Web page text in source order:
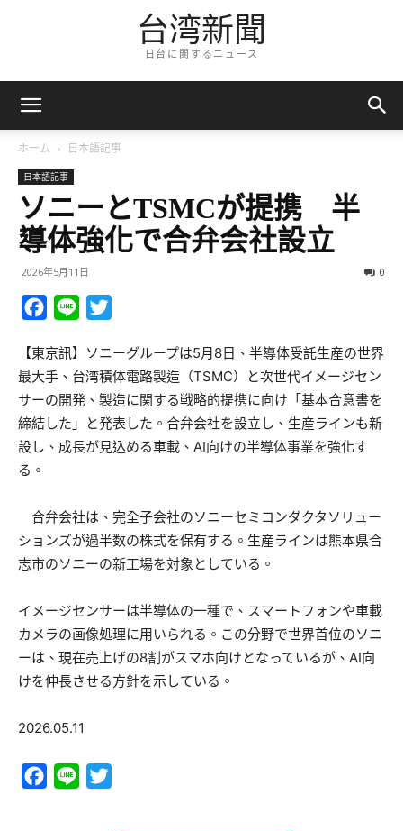
台湾新聞
日台に関するニュース
ホーム 日本語記事
日本語記事
ソニーとTSMCが提携 半
導体強化で合弁会社設立
2026年5月11日 0
Facebook
Line
【東京訊】ソニーグループは5月8日、半導体受託生産の世界
最大手、台湾積体電路製造（TSMC）と次世代イメージセン
サーの開発、製造に関する戦略的提携に向け「基本合意書を
締結した」と発表した。合弁会社を設立し、生産ラインも新
設し、成長が見込める車載、AI向けの半導体事業を強化す
る。
合弁会社は、完全子会社のソニーセミコンダクタソリュー
ションズが過半数の株式を保有する。生産ラインは熊本県合
志市のソニーの新工場を対象としている。
イメージセンサーは半導体の一種で、スマートフォンや車載
カメラの画像処理に用いられる。この分野で世界首位のソニ
ーは、現在売上げの8割がスマホ向けとなっているが、AI向
けを伸長させる方針を示している。
2026.05.11
Facebook
Line